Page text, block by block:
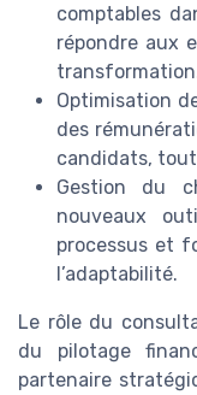
comptables
répondre aux
Optimisation
des
candidats,
Gestion du
nouveaux
processus et
l’adaptabilité.
Le rôle du
du pilotage
partenaire